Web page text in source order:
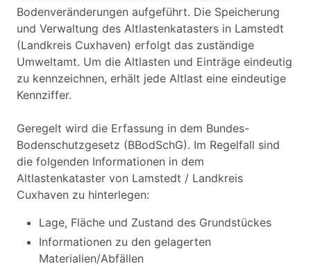
Bodenveränderungen aufgeführt. Die Speicherung
und Verwaltung des Altlastenkatasters in Lamstedt
(Landkreis Cuxhaven) erfolgt das zuständige
Umweltamt. Um die Altlasten und Einträge eindeutig
zu kennzeichnen, erhält jede Altlast eine eindeutige
Kennziffer.
Geregelt wird die Erfassung in dem Bundes-
Bodenschutzgesetz (BBodSchG). Im Regelfall sind
die folgenden Informationen in dem
Altlastenkataster von Lamstedt / Landkreis
Cuxhaven zu hinterlegen:
Lage, Fläche und Zustand des Grundstückes
Informationen zu den gelagerten
Materialien/Abfällen